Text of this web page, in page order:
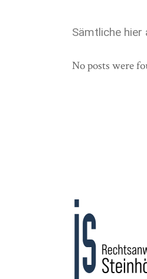
Sämtliche
No posts were